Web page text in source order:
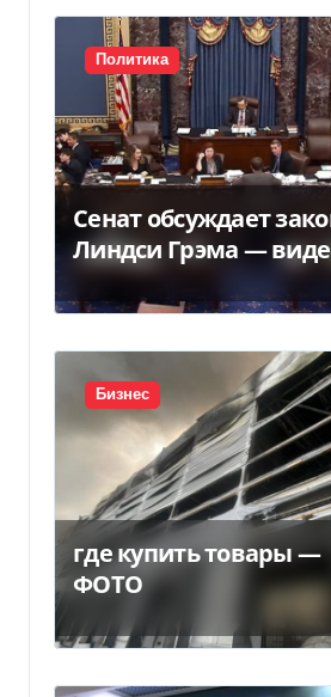
Политика
Сенат обсуждает
Линдси Грэма —
Бизнес
где купить товары —
ФОТО